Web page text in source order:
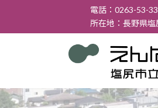
テ
ス
キ
ゲ
ン
に
電話：0263-53-
所在地：長野県